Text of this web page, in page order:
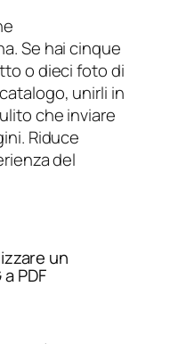
Se hai cinque
o dieci foto di
unirli in
che inviare
Riduce
del
un
PDF